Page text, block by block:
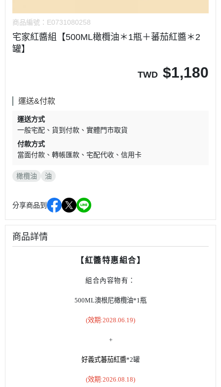
商品編號： E0731080258
宅家紅醬組【500ML橄欖油＊1瓶＋蕃茄紅醬＊2
罐】
TWD $1,180
運送&付款
運送方式
一般宅配
貨到付款
實體門市取貨
付款方式
當面付款
轉帳匯款 宅配代收 信用卡
橄欖油 油
分享商品到
商品詳情
【紅醬特惠組合】
組合內容物有：
500ML澳根尼橄欖油*1瓶
(效期:2028.06.19)
+
好義式蕃茄紅醬*2罐
(效期:2026.08.18)